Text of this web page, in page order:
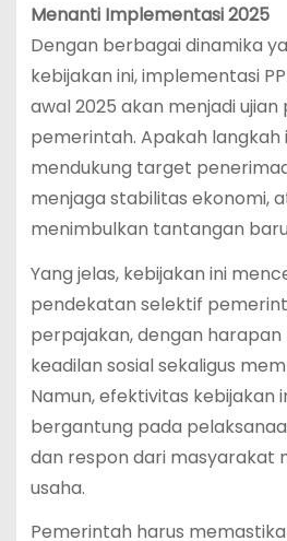
Menanti Implementasi 2025
Dengan berbagai dinamika
kebijakan ini, implementasi
awal 2025 akan menjadi
pemerintah. Apakah langkah
mendukung target
menjaga stabilitas ekonomi,
menimbulkan tantangan
Yang jelas, kebijakan ini
pendekatan selektif
perpajakan, dengan
keadilan sosial sekaligus
Namun, efektivitas kebijakan
bergantung pada
dan respon dari masyarakat
usaha.
Pemerintah harus